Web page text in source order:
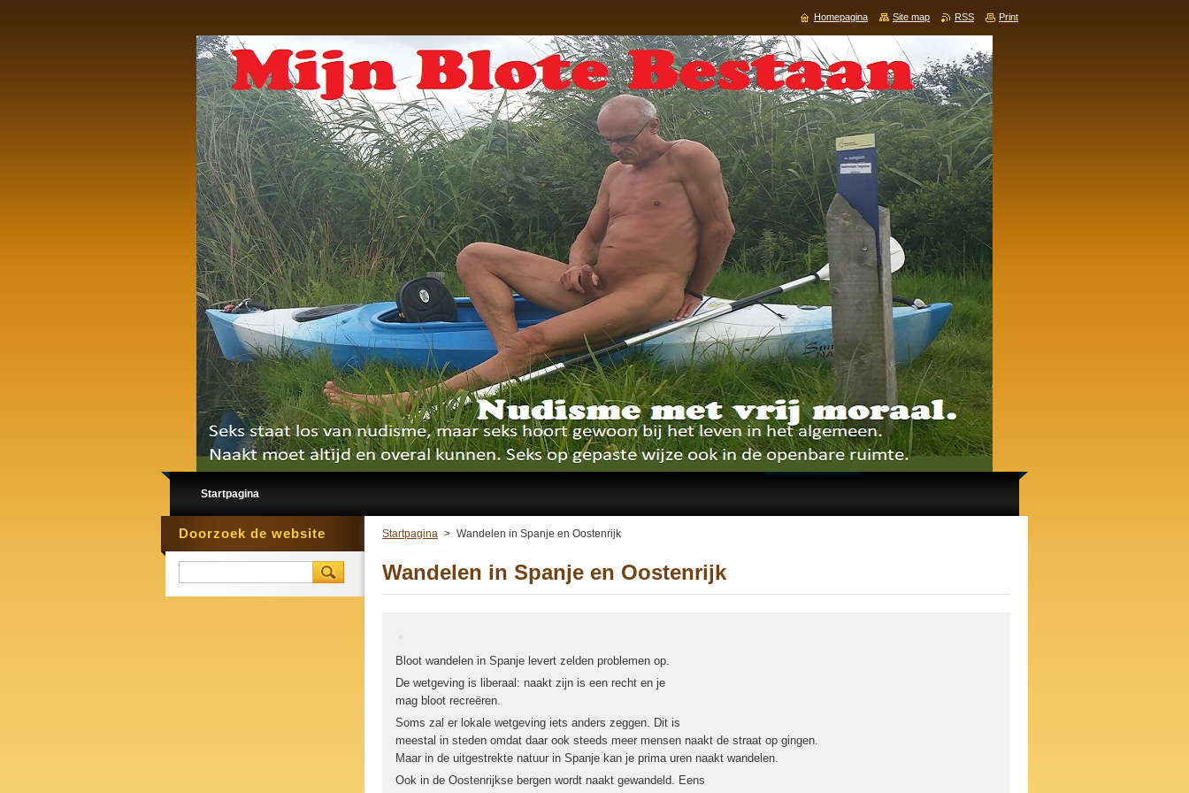
Startpagina
Startpagina > Wandelen in Spanje en Oostenrijk
Wandelen in Spanje en Oostenrijk
Bloot wandelen in Spanje levert zelden problemen op.
De wetgeving is liberaal: naakt zijn is een recht en je
mag bloot recreëren.
Soms zal er lokale wetgeving iets anders zeggen. Dit is
meestal in steden omdat daar ook steeds meer mensen naakt de straat op gingen.
Maar in de uitgestrekte natuur in Spanje kan je prima uren naakt wandelen.
Ook in de Oostenrijkse bergen wordt naakt gewandeld. Eens
Doorzoek de website
Homepagina Site map RSS Print